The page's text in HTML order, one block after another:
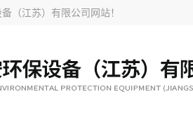
（江苏）有限公司网站！